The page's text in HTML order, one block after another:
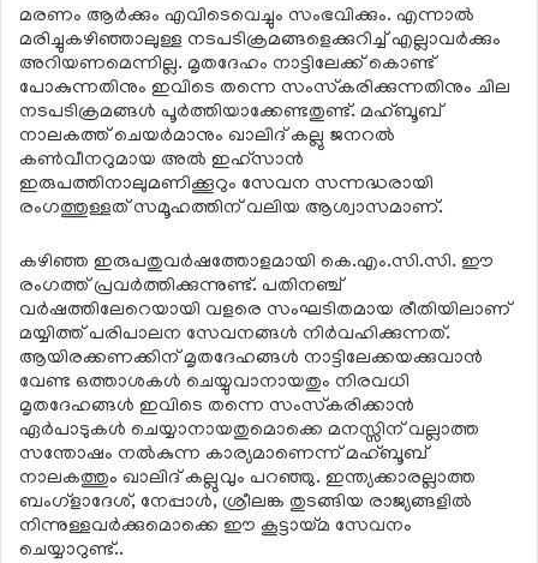
മരണം ആര്‍ക്കും എവിടെവെച്ചും സംഭവിക്കും. എന്നാല്‍
മരിച്ചുകഴിഞ്ഞാലുള്ള നടപടിക്രമങ്ങളെക്കുറിച്ച് എല്ലാവര്‍ക്കും
അറിയണമെന്നില്ല. മൃതദേഹം നാട്ടിലേക്ക് കൊണ്ട്
പോകുന്നതിനും ഇവിടെ തന്നെ സംസ്‌കരിക്കുന്നതിനും ചില
നടപടിക്രമങ്ങള്‍ പൂര്‍ത്തിയാക്കേണ്ടതുണ്ട്. മഹ്ബൂബ്
നാലകത്ത് ചെയര്‍മാനും ഖാലിദ് കല്ലു ജനറല്‍
കണ്‍വീനറുമായ അല്‍ ഇഹ്‌സാന്‍
ഇരുപത്തിനാലുമണിക്കൂറും സേവന സന്നദ്ധരായി
രംഗത്തുള്ളത് സമൂഹത്തിന് വലിയ ആശ്വാസമാണ്.
കഴിഞ്ഞ ഇരുപതുവര്‍ഷത്തോളമായി കെ.എം.സി.സി. ഈ
രംഗത്ത് പ്രവര്‍ത്തിക്കുന്നുണ്ട്. പതിനഞ്ച്
വര്‍ഷത്തിലേറെയായി വളരെ സംഘടിതമായ രീതിയിലാണ്
മയ്യിത്ത് പരിപാലന സേവനങ്ങള്‍ നിര്‍വഹിക്കുന്നത്.
ആയിരക്കണക്കിന് മൃതദേഹങ്ങള്‍ നാട്ടിലേക്കയക്കുവാന്‍
വേണ്ട ഒത്താശകള്‍ ചെയ്യുവാനായതും നിരവധി
മൃതദേഹങ്ങള്‍ ഇവിടെ തന്നെ സംസ്‌കരിക്കാന്‍
ഏര്‍പാടുകള്‍ ചെയ്യാനായതുമൊക്കെ മനസ്സിന് വല്ലാത്ത
സന്തോഷം നല്‍കുന്ന കാര്യമാണെന്ന് മഹ്ബൂബ്
നാലകത്തും ഖാലിദ് കല്ലുവും പറഞ്ഞു. ഇന്ത്യക്കാരല്ലാത്ത
ബംഗ്‌ളാദേശ്, നേപ്പാള്‍, ശ്രീലങ്ക തുടങ്ങിയ രാജ്യങ്ങളില്‍
നിന്നുള്ളവര്‍ക്കുമൊക്കെ ഈ കൂട്ടായ്മ സേവനം
ചെയ്യാറുണ്ട്..